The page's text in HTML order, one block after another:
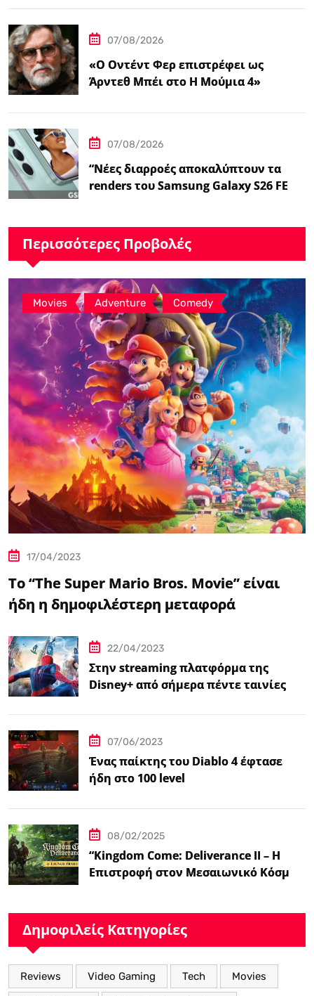
‘Επαναφορά'”
07/08/2026
«Ο Οντέντ Φερ επιστρέφει ως
Άρντεθ Μπέι στο Η Μούμια 4»
07/08/2026
“Νέες διαρροές αποκαλύπτουν τα
renders του Samsung Galaxy S26 FE
Περισσότερες Προβολές
Movies , Adventure , Comedy
17/04/2023
Το “The Super Mario Bros. Movie” είναι
ήδη η δημοφιλέστερη μεταφορά
22/04/2023
Στην streaming πλατφόρμα της
Disney+ από σήμερα πέντε ταινίες
07/06/2023
Ένας παίκτης του Diablo 4 έφτασε
ήδη στο 100 level
08/02/2025
“Kingdom Come: Deliverance II – Η
Επιστροφή στον Μεσαιωνικό Κόσμο
Δημοφιλείς Κατηγορίες
Reviews Video Gaming Tech Movies